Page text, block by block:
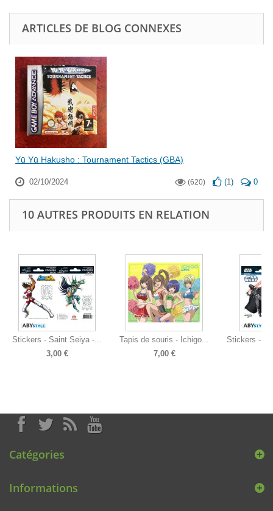
ARTICLES DE BLOG CONNEXES
Yū Yū Hakusho : Tournament Tactics (GBA)
02/10/2024 (620) (1) 0
10 AUTRES PRODUITS EN RELATION
Stickers - Saint Seiya -...
3,00 €
Tapis de souris - Ichigo...
7,00 €
Stickers -
Catégories
Informations